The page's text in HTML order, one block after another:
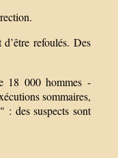
refoulés. Des
18 000 hommes -
sommaires,
: des suspects sont